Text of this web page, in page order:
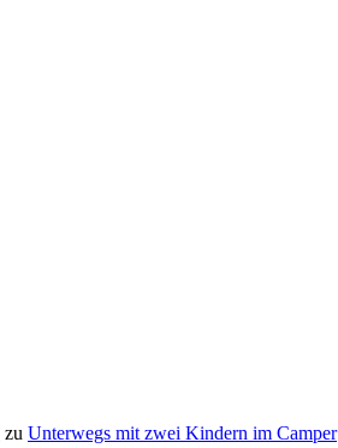
zu Unterwegs mit zwei Kindern im Camper